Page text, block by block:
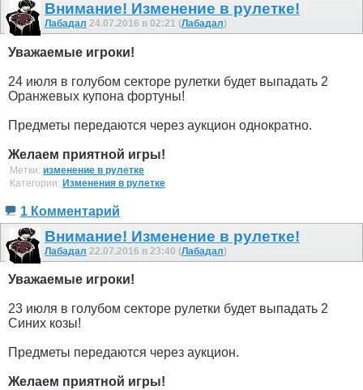
Внимание! Изменение в рулетке!
Лабадал 24.07.2016 в 02:21 (Лабадал)
Уважаемые игроки!
24 июля в голубом секторе рулетки будет выпадать 2
Оранжевых купона фортуны!
Предметы передаются через аукцион однократно.
Желаем приятной игры!
Метки: изменение в рулетке
Категории: Изменения в рулетке
1 Комментарий
Внимание! Изменение в рулетке!
Лабадал 22.07.2016 в 23:40 (Лабадал)
Уважаемые игроки!
23 июля в голубом секторе рулетки будет выпадать 2
Синих козы!
Предметы передаются через аукцион.
Желаем приятной игры!